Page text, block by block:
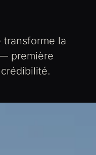
transforme la
première